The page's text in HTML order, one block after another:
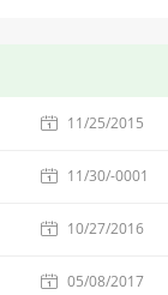
11/25/2015
11/30/-0001
10/27/2016
05/08/2017